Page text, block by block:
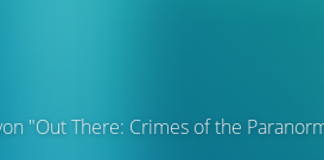
"Out There: Crimes of the